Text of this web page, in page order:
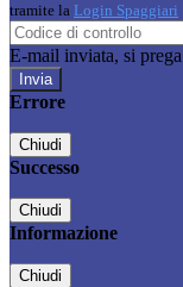
tramite la Login Spaggiari
E-mail inviata, si
Errore
Chiudi
Successo
Chiudi
Informazione
Chiudi